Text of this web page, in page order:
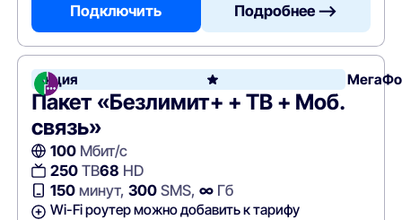
Подключить Подробнее —>
Акция
Пакет «Безлимит+ + ТВ + Моб.
связь»
100Мбит/с
250ТВ68 HD
150минут, 300SMS, ∞Гб
Wi-Fi роутер можно добавить к тарифу